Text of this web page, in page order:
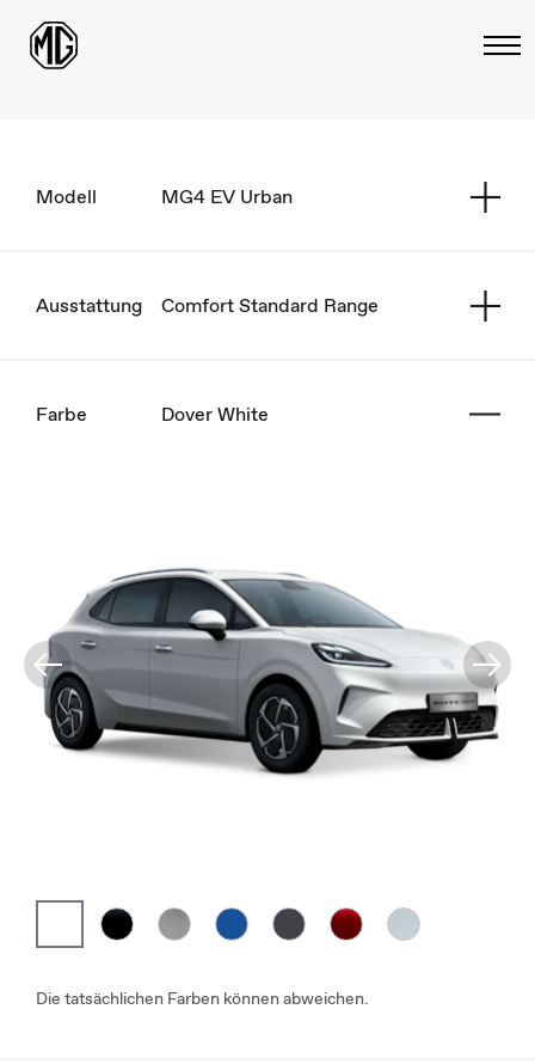
Modell MG4 EV Urban
Ausstattung Comfort Standard Range
Farbe Dover White
Die tatsächlichen Farben können abweichen.